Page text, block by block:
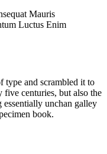
Mauris
Luctus Enim
type and scrambled it to
five centuries, but also the
unchan galley
book.